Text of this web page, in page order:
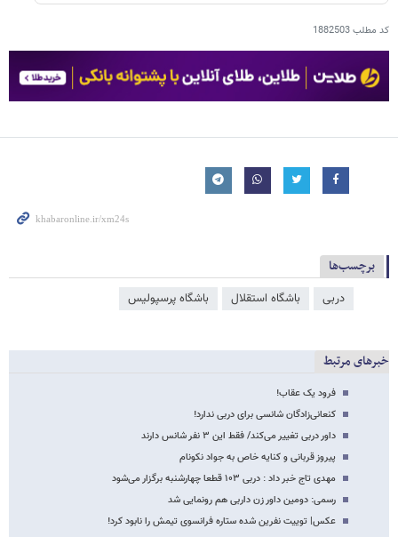
کد مطلب1882503
برچسب‌ها
دربی باشگاه استقلال باشگاه پرسپولیس
خبرهای مرتبط
فرود یک عقاب!
کنعانی‌زادگان شانسی برای دربی ندارد!
داور دربی تغییر می‌کند/ فقط این ۳ نفر شانس دارند
پیروز قربانی و کنایه خاص به جواد نکونام
مهدی تاج خبر داد : دربی ۱۰۳ قطعا چهارشنبه برگزار می‌شود
رسمی: دومین داور زن داربی هم رونمایی شد
عکس| توییت نفرین شده ستاره فرانسوی تیمش را نابود کرد!